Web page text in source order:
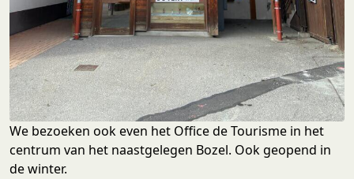
We bezoeken ook even het Office de Tourisme in het
centrum van het naastgelegen Bozel. Ook geopend in
de winter.